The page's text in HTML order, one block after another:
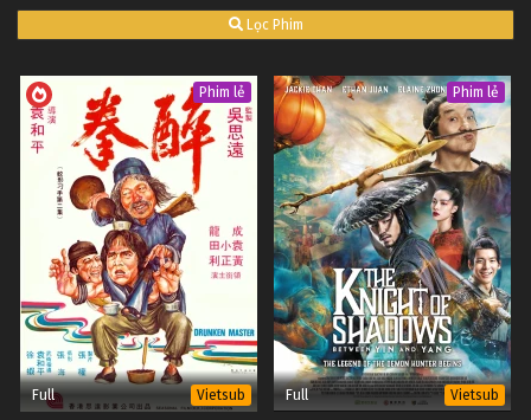
Lọc Phim
Phim lẻ
Full Vietsub
Phim lẻ
Full Vietsub